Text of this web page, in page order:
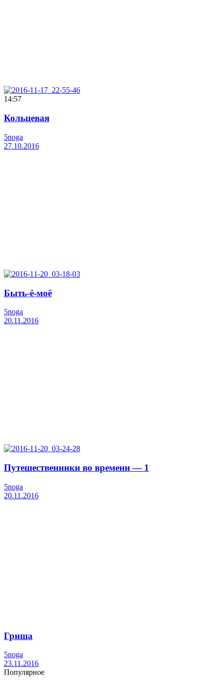
14:57
Кольцевая
5noga
27.10.2016
Быть-ё-моё
5noga
20.11.2016
Путешественники во времени — 1
5noga
20.11.2016
Гриша
5noga
23.11.2016
Популярное